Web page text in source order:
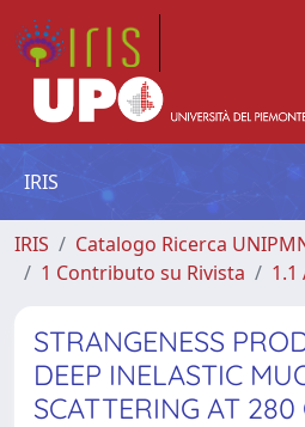
IRIS
IRIS
Catalogo Ricerca
1 Contributo su Rivista
STRANGENESS
DEEP INELASTIC
SCATTERING AT 280